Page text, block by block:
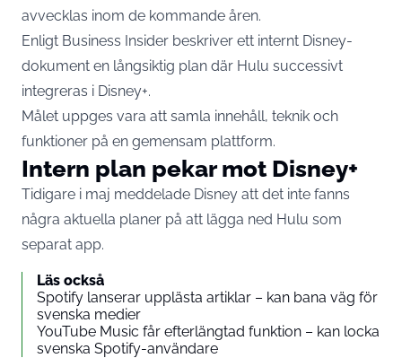
avvecklas inom de kommande åren.
Enligt Business Insider beskriver ett internt Disney-
dokument en långsiktig plan där Hulu successivt
integreras i Disney+.
Målet uppges vara att samla innehåll, teknik och
funktioner på en gemensam plattform.
Intern plan pekar mot Disney+
Tidigare i maj meddelade Disney att det inte fanns
några aktuella planer på att lägga ned Hulu som
separat app.
Läs också
Spotify lanserar upplästa artiklar – kan bana väg för
svenska medier
YouTube Music får efterlängtad funktion – kan locka
svenska Spotify-användare